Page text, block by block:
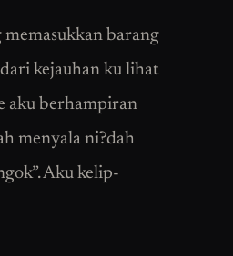
barang
kejauhan ku lihat
aku berhampiran
menyala ni?dah
Aku kelip-